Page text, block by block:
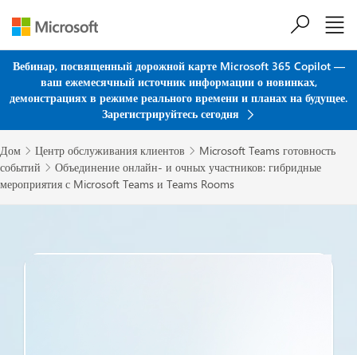
Перейти к основному содержанию
Вебинар, посвященный дорожной карте Microsoft 365 Copilot —
ваш ежемесячный источник информации о новинках,
демонстрациях в режиме реального времени и планах на будущее.
Зарегистрируйтесь сегодня
Дом  Центр обслуживания клиентов 
Microsoft Teams готовность
событий
 Объединение онлайн- и очных участников: гибридные
мероприятия с Microsoft Teams и Teams Rooms